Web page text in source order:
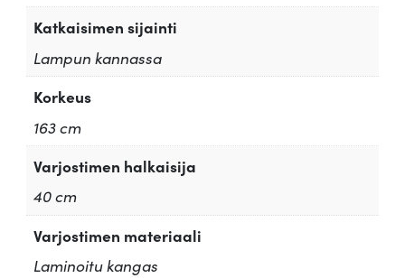
Katkaisimen sijainti
Lampun kannassa
Korkeus
163 cm
Varjostimen halkaisija
40 cm
Varjostimen materiaali
Laminoitu kangas